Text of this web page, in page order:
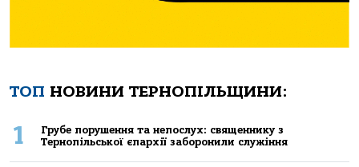
ТОП НОВИНИ ТЕРНОПІЛЬЩИНИ:
1
Грубе порушення та непослух: священнику з
Тернопільської єпархії заборонили служіння